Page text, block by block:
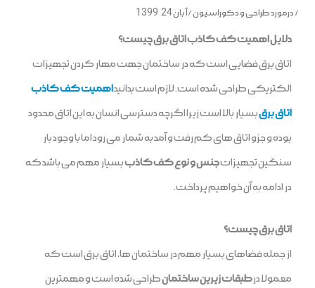
/درمورد طراحی و دکوراسیون/آبان 24, 1399
دلایل اهمیت کف کاذب اتاق برق چیست؟
اتاق برق فضایی است که در ساختمان جهت مهار کردن تجهیزات
الکتریکی طراحی شده است. لازم است بدانیداهمیت کف کاذب
اتاق برقبسیار بالا است زیرا اگرچه دسترسی انسان به این اتاق محدود
بوده و جزو اتاق های کم رفت و آمد به شمار می رود اما با وجود بار
سنگین تجهیزاتجنس و نوع کف کاذببسیار مهم می باشد که
در ادامه به آن خواهیم پرداخت.
اتاق برق چیست؟
از جمله فضاهای بسیار مهم در ساختمان ها، اتاق برق است که
معمولا درطبقات زیرین ساختمانطراحی شده است و مهمترین